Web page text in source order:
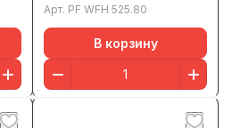
Арт. PF WFH 525.80
В корзину